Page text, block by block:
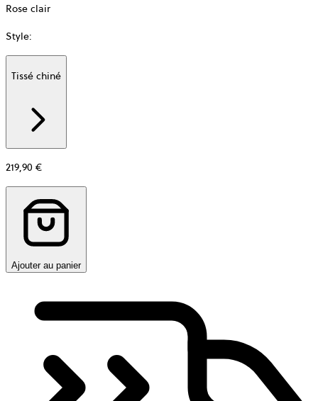
Rose clair
Style:
Tissé chiné
219,90 €
Ajouter au panier